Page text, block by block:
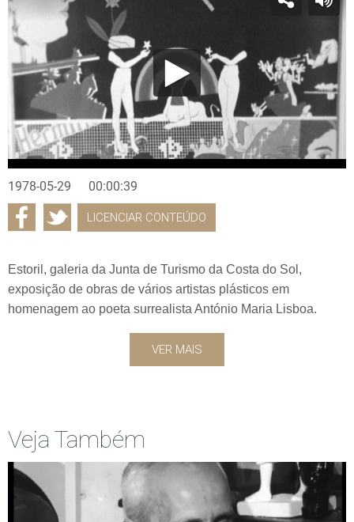
1978-05-29 00:00:39
LICENCIAR CONTEÚDO
Estoril, galeria da Junta de Turismo da Costa do Sol,
exposição de obras de vários artistas plásticos em
homenagem ao poeta surrealista António Maria Lisboa.
VER MAIS
Veja Também